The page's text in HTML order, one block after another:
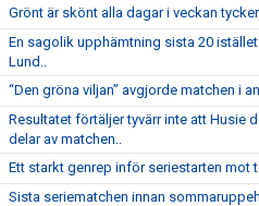
Grönt är skönt alla dagar i veckan tycker
En sagolik upphämtning sista 20
Lund..
“Den gröna viljan” avgjorde matchen i
Resultatet förtäljer tyvärr inte att Husie
delar av matchen..
Ett starkt genrep inför seriestarten mot
Sista seriematchen innan